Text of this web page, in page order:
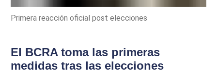
Primera reacción oficial post elecciones
El BCRA toma las primeras
medidas tras las elecciones